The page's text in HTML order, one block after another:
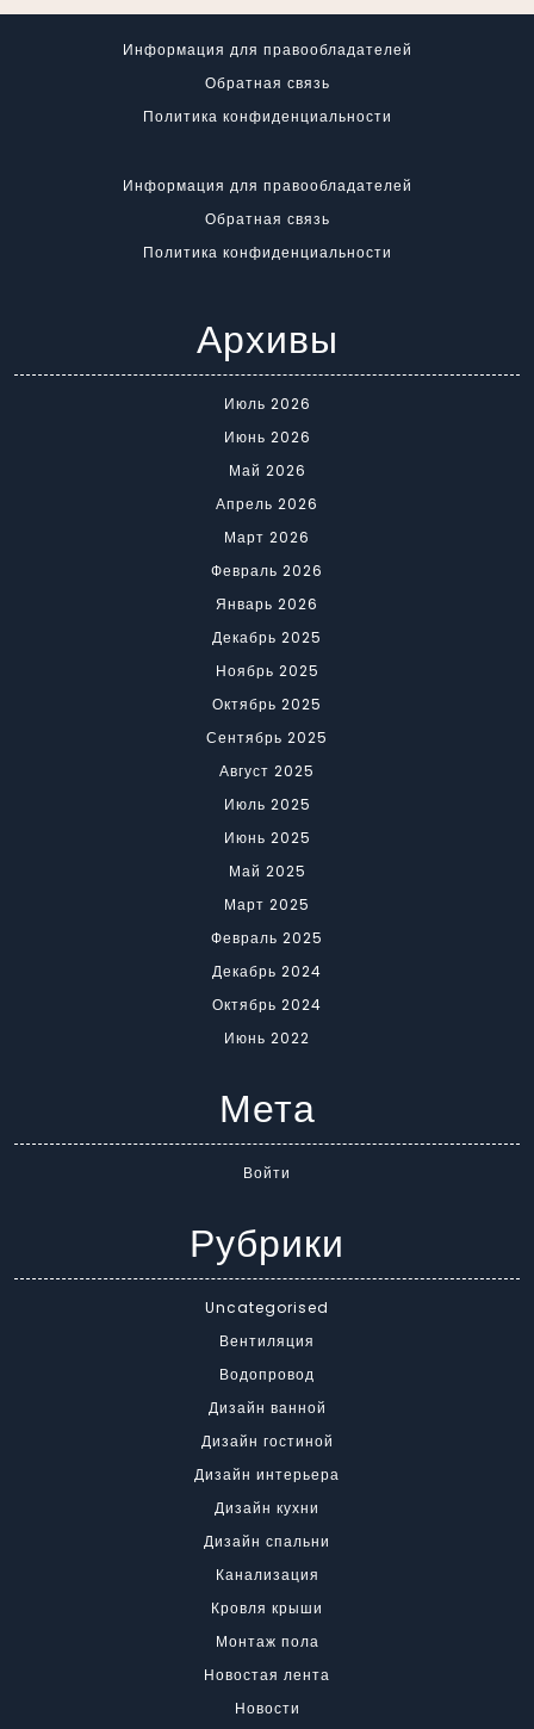
Информация для правообладателей
Обратная связь
Политика конфиденциальности
Информация для правообладателей
Обратная связь
Политика конфиденциальности
Архивы
Июль 2026
Июнь 2026
Май 2026
Апрель 2026
Март 2026
Февраль 2026
Январь 2026
Декабрь 2025
Ноябрь 2025
Октябрь 2025
Сентябрь 2025
Август 2025
Июль 2025
Июнь 2025
Май 2025
Март 2025
Февраль 2025
Декабрь 2024
Октябрь 2024
Июнь 2022
Мета
Войти
Рубрики
Uncategorised
Вентиляция
Водопровод
Дизайн ванной
Дизайн гостиной
Дизайн интерьера
Дизайн кухни
Дизайн спальни
Канализация
Кровля крыши
Монтаж пола
Новостая лента
Новости